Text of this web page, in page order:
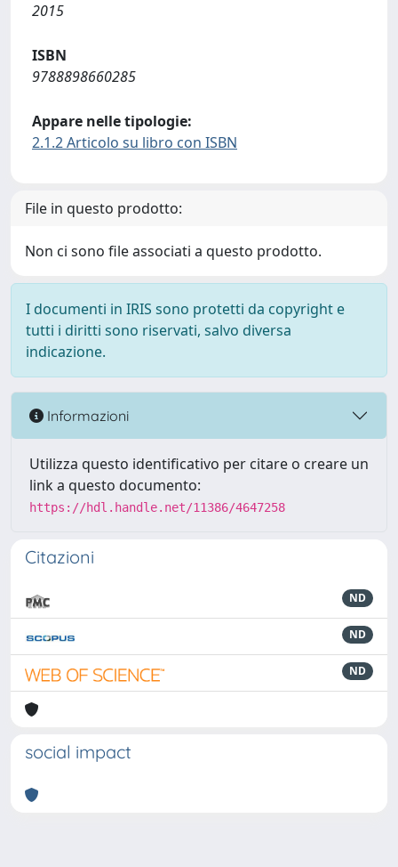
2015
ISBN
9788898660285
Appare nelle tipologie:
2.1.2 Articolo su libro con ISBN
File in questo prodotto:
Non ci sono file associati a questo prodotto.
I documenti in IRIS sono protetti da copyright e
tutti i diritti sono riservati, salvo diversa
indicazione.
Informazioni
Utilizza questo identificativo per citare o creare un
link a questo documento:
https://hdl.handle.net/11386/4647258
Citazioni
ND
ND
ND
social impact